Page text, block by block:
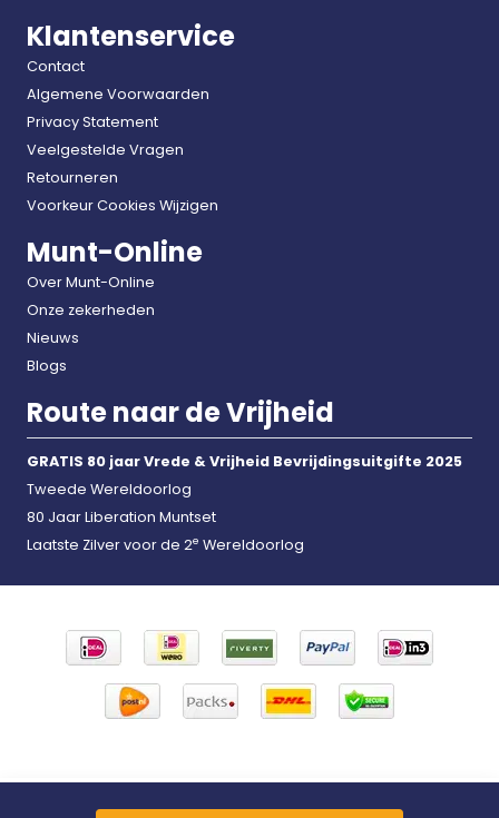
Klantenservice
Contact
Algemene Voorwaarden
Privacy Statement
Veelgestelde Vragen
Retourneren
Voorkeur Cookies Wijzigen
Munt-Online
Over Munt-Online
Onze zekerheden
Nieuws
Blogs
Route naar de Vrijheid
GRATIS 80 jaar Vrede & Vrijheid Bevrijdingsuitgifte 2025
Tweede Wereldoorlog
80 Jaar Liberation Muntset
Laatste Zilver voor de 2e Wereldoorlog